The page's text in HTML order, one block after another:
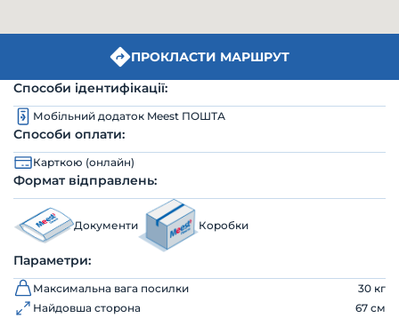
ПРОКЛАСТИ МАРШРУТ
Способи ідентифікації:
Мобільний додаток Meest ПОШТА
Способи оплати:
Карткою (онлайн)
Формат відправлень:
Документи Коробки
Параметри:
Максимальна вага посилки
30 кг
Найдовша сторона
67 см